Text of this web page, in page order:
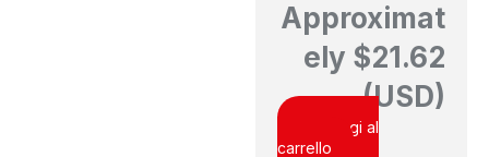
Approximat
ely $21.62
(USD)
Aggiungi al
carrello